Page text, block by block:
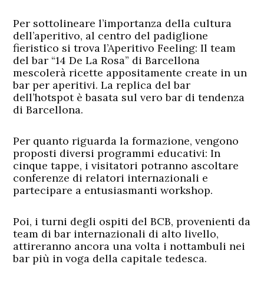
Per sottolineare l’importanza della cultura
dell’aperitivo, al centro del padiglione
fieristico si trova l’Aperitivo Feeling: Il team
del bar “14 De La Rosa” di Barcellona
mescolerà ricette appositamente create in un
bar per aperitivi. La replica del bar
dell’hotspot è basata sul vero bar di tendenza
di Barcellona.
Per quanto riguarda la formazione, vengono
proposti diversi programmi educativi: In
cinque tappe, i visitatori potranno ascoltare
conferenze di relatori internazionali e
partecipare a entusiasmanti workshop.
Poi, i turni degli ospiti del BCB, provenienti da
team di bar internazionali di alto livello,
attireranno ancora una volta i nottambuli nei
bar più in voga della capitale tedesca.